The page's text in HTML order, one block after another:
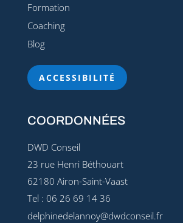
Formation
Coaching
Blog
ACCESSIBILITÉ
COORDONNÉES
DWD Conseil
23 rue Henri Béthouart
62180 Airon-Saint-Vaast
Tel : 06 26 69 14 36
delphinedelannoy@dwdconseil.fr